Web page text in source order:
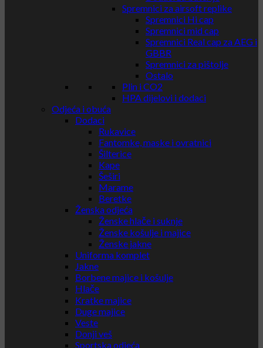
Spremnici za airsoft replike
Spremnici Hi cap
Spremnici mid cap
Spremnici Real cap za AEG i
GBBR
Spremnici za pištolje
Ostalo
Plin i CO2
HPA dijelovi i dodaci
Odjeća i obuća
Dodaci
Rukavice
Fantomke, maske i ovratnici
Šilterice
Kape
Šeširi
Marame
Beretke
Ženska odjeća
Ženske hlače i suknje
Ženske košulje i majice
Ženske jakne
Uniforma komplet
Jakne
Borbene majice i košulje
Hlače
Kratke majice
Duge majice
Veste
Donji veš
Sportska odjeća